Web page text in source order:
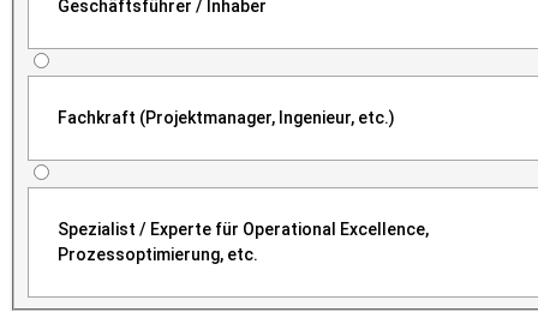
Geschäftsführer / Inhaber
Fachkraft (Projektmanager, Ingenieur, etc.)
Spezialist / Experte für Operational Excellence,
Prozessoptimierung, etc.